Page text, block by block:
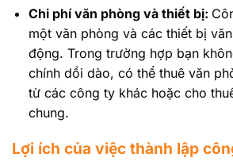
Chi phí văn phòng và thiết bị:
một văn phòng và các thiết bị
động. Trong trường hợp bạn
chính dồi dào, có thể thuê văn
từ các công ty khác hoặc cho
chung.
Lợi ích của việc thành lập